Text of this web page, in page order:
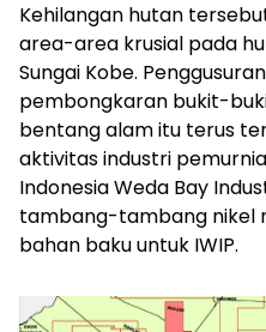
Kehilangan hutan
area-area krusial pada
Sungai Kobe.
pembongkaran bukit-
bentang alam itu terus
aktivitas industri
Indonesia Weda Bay
tambang-tambang nikel
bahan baku untuk IWIP.